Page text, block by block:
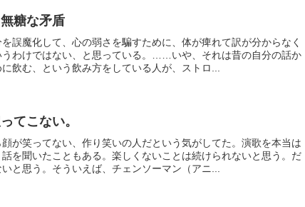
糖な矛盾
誤魔化して、心の弱さを騙すために、体が痺れて訳が分からなく
わけではない、と思っている。……いや、それは昔の自分の話か
飲む、という飲み方をしている人が、ストロ...
てこない。
が笑ってない、作り笑いの人だという気がしてた。演歌を本当は
を聞いたこともある。楽しくないことは続けられないと思う。だ
と思う。そういえば、チェンソーマン（アニ...